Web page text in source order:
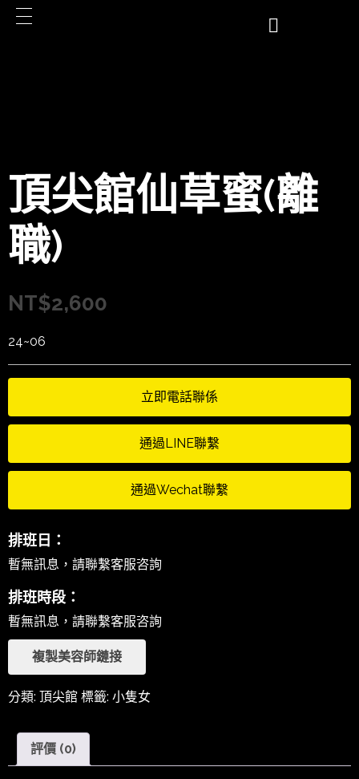
頂尖館仙草蜜(離
職)
NT$2,600
24~06
立即電話聯係
通過LINE聯繫
通過Wechat聯繫
排班日：
暫無訊息，請聯繫客服咨詢
排班時段：
暫無訊息，請聯繫客服咨詢
複製美容師鏈接
分類: 頂尖館 標籤: 小隻女
評價 (0)